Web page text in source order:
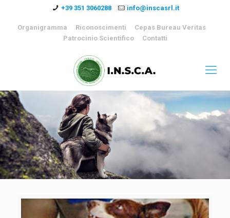
+39 351 3060288 info@inscasrl.it
Organigramma Riconoscimenti
Cepas Bureau Veritas
Patrocinio Scientifico
Contatti